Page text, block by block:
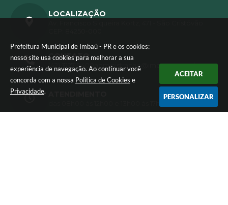
Prefeitura Municipal de Imbaú - PR e os cookies:
nosso site usa cookies para melhorar a sua
experiência de navegação. Ao continuar você
concorda com a nossa Política de Cookies e
Privacidade.
ACEITAR
PERSONALIZAR
LOCALIZAÇÃO
CONTATO
(42) 3127-9400 administracao@imbau.pr.gov.br